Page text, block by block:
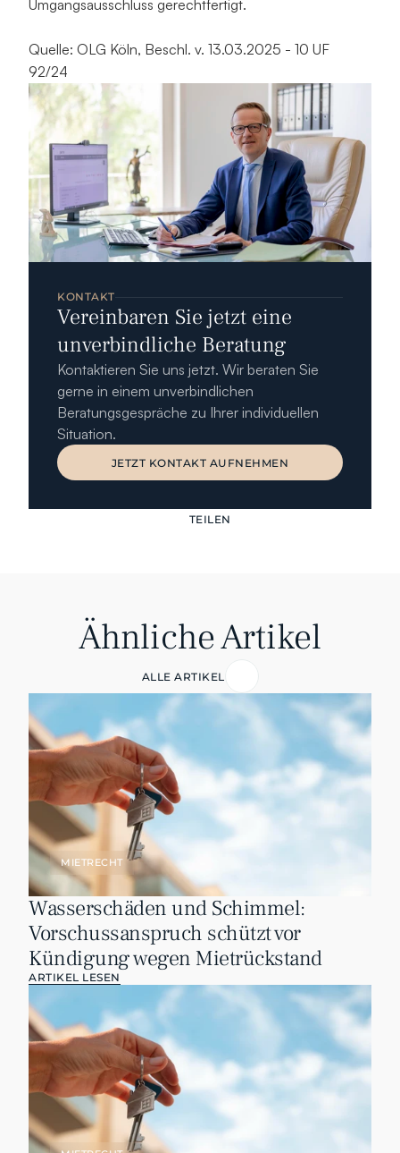
TEILEN
Umgangsausschluss gerechtfertigt.
Quelle: OLG Köln, Beschl. v. 13.03.2025 - 10 UF
92/24
KONTAKT
Vereinbaren Sie jetzt eine
unverbindliche Beratung
Kontaktieren Sie uns jetzt. Wir beraten Sie
gerne in einem unverbindlichen
Beratungsgespräche zu Ihrer individuellen
Situation.
JETZT KONTAKT AUFNEHMEN
Ähnliche Artikel
ALLE ARTIKEL
MIETRECHT
Wasserschäden und Schimmel:
Vorschussanspruch schützt vor
Kündigung wegen Mietrückstand
ARTIKEL LESEN